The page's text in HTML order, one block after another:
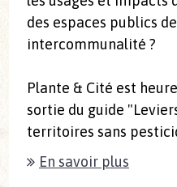
des espaces publics
intercommunalité ?
Plante & Cité est
sortie du guide
territoires sans
En savoir plus